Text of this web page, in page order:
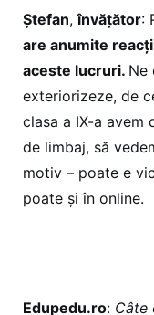
Ștefan,învățător:
are anumite
aceste lucruri. Ne
exteriorizeze, de
clasa a IX-a avem
de limbaj, să
motiv – poate e
poate și în online.
Edupedu.ro: Câte